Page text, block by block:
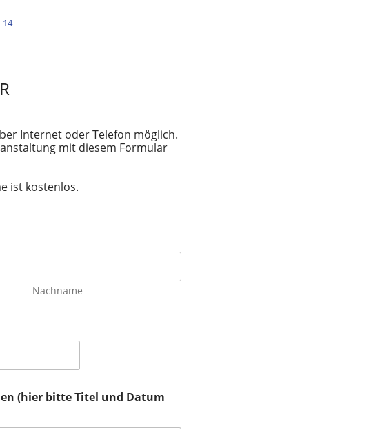
14
Internet oder Telefon möglich.
mit diesem Formular
ist kostenlos.
Nachname
(hier bitte Titel und Datum